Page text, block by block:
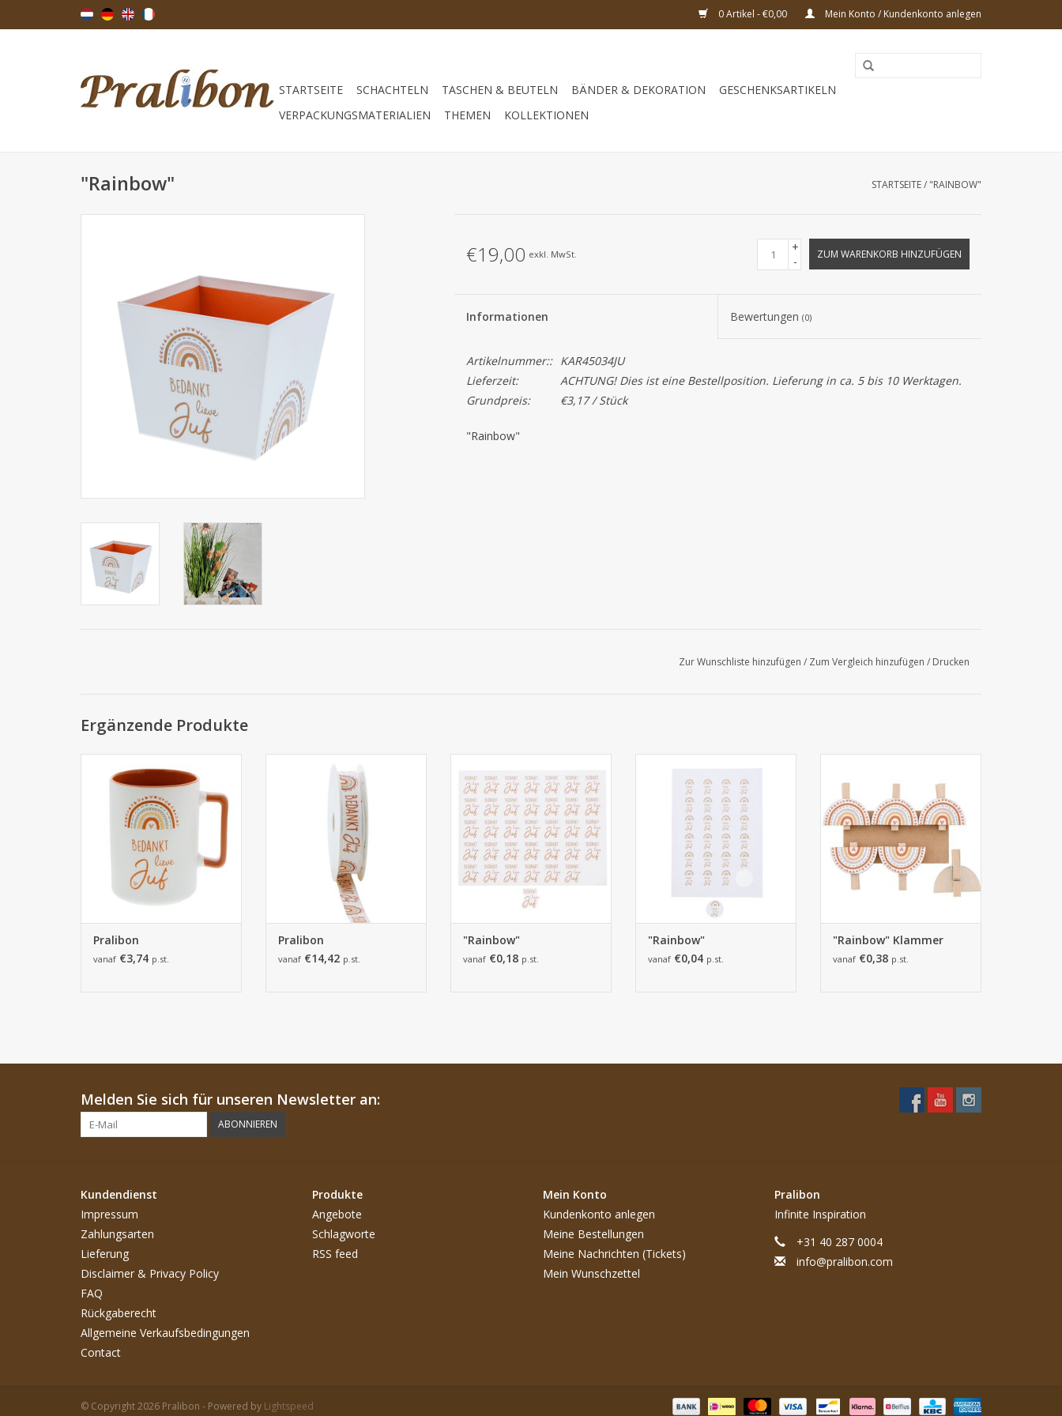
0 Artikel - €0,00 Mein Konto / Kundenkonto anlegen
STARTSEITE SCHACHTELN TASCHEN & BEUTELN BÄNDER & DEKORATION
GESCHENKSARTIKELN
VERPACKUNGSMATERIALIEN
THEMEN KOLLEKTIONEN
"Rainbow" STARTSEITE/ "RAINBOW"
€19,00 exkl. MwSt.
+
-
ZUM WARENKORB HINZUFÜGEN
Informationen Bewertungen(0)
Artikelnummer::
KAR45034JU
Lieferzeit:
ACHTUNG! Dies ist eine Bestellposition. Lieferung in ca. 5 bis 10 Werktagen.
Grundpreis:
€3,17 / Stück
"Rainbow"
Zur Wunschliste hinzufügen / Zum Vergleich hinzufügen / Drucken
Ergänzende Produkte
ZUM WARENKORB HINZUFÜGEN
Pralibon
vanaf €3,74 p.st.
ZUM WARENKORB HINZUFÜGEN
Pralibon
vanaf €14,42 p.st.
175 stück
ZUM WARENKORB HINZUFÜGEN
"Rainbow"
vanaf €0,18 p.st.
ZUM WARENKORB HINZUFÜGEN
"Rainbow"
vanaf €0,04 p.st.
ZUM WARENKORB HINZUFÜGEN
"Rainbow" Klammer
vanaf €0,38 p.st.
Melden Sie sich für unseren Newsletter an:
ABONNIEREN
Kundendienst
Impressum
Zahlungsarten
Lieferung
Disclaimer & Privacy Policy
FAQ
Rückgaberecht
Allgemeine Verkaufsbedingungen
Contact
Produkte
Angebote
Schlagworte
RSS feed
Mein Konto
Kundenkonto anlegen
Meine Bestellungen
Meine Nachrichten (Tickets)
Mein Wunschzettel
Pralibon
Infinite Inspiration
+31 40 287 0004
info@pralibon.com
© Copyright 2026 Pralibon - Powered by Lightspeed